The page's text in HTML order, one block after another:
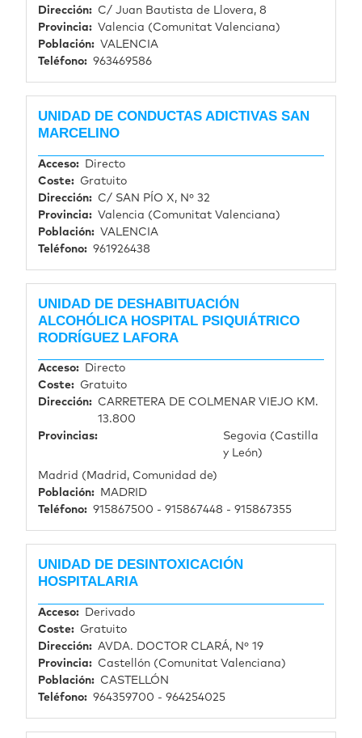
Dirección
C/ Juan Bautista de Llovera, 8
Provincia
Valencia (Comunitat Valenciana)
Población
VALENCIA
Teléfono
963469586
UNIDAD DE CONDUCTAS ADICTIVAS SAN
MARCELINO
Acceso
Directo
Coste
Gratuito
Dirección
C/ SAN PÍO X, Nº 32
Provincia
Valencia (Comunitat Valenciana)
Población
VALENCIA
Teléfono
961926438
UNIDAD DE DESHABITUACIÓN
ALCOHÓLICA HOSPITAL PSIQUIÁTRICO
RODRÍGUEZ LAFORA
Acceso
Directo
Coste
Gratuito
Dirección
CARRETERA DE COLMENAR VIEJO KM.
13.800
Provincias
Segovia (Castilla
y León)
Madrid (Madrid, Comunidad de)
Población
MADRID
Teléfono
915867500 - 915867448 - 915867355
UNIDAD DE DESINTOXICACIÓN
HOSPITALARIA
Acceso
Derivado
Coste
Gratuito
Dirección
AVDA. DOCTOR CLARÁ, Nº 19
Provincia
Castellón (Comunitat Valenciana)
Población
CASTELLÓN
Teléfono
964359700 - 964254025